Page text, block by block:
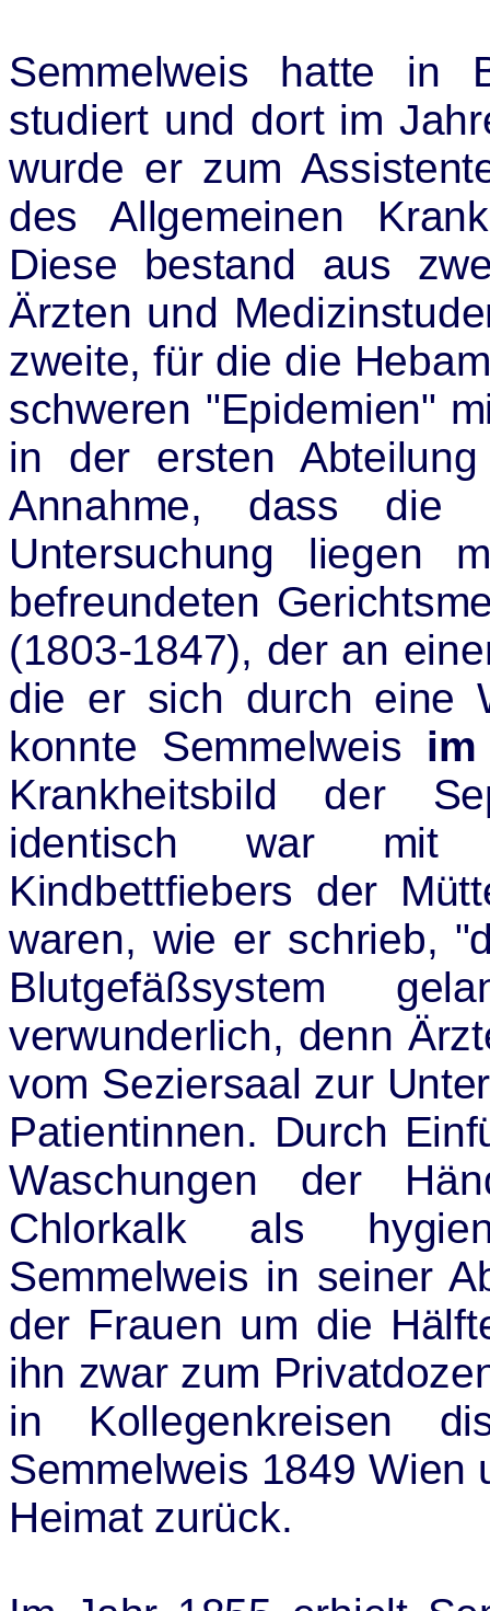
Semmelweis hatte in
studiert und dort im
wurde er zum
des Allgemeinen
Diese bestand aus
Ärzten und
zweite, für die die
schweren "Epidemien"
in der ersten
Annahme, dass die
Untersuchung liegen
befreundeten
(1803-1847), der an
die er sich durch eine
konnte Semmelweis im
Krankheitsbild der
identisch war mit
Kindbettfiebers der
waren, wie er schrieb,
Blutgefäßsystem
verwunderlich, denn
vom Seziersaal zur
Patientinnen. Durch
Waschungen der
Chlorkalk als
Semmelweis in seiner
der Frauen um die
ihn zwar zum
in Kollegenkreisen
Semmelweis 1849 Wien
Heimat zurück.